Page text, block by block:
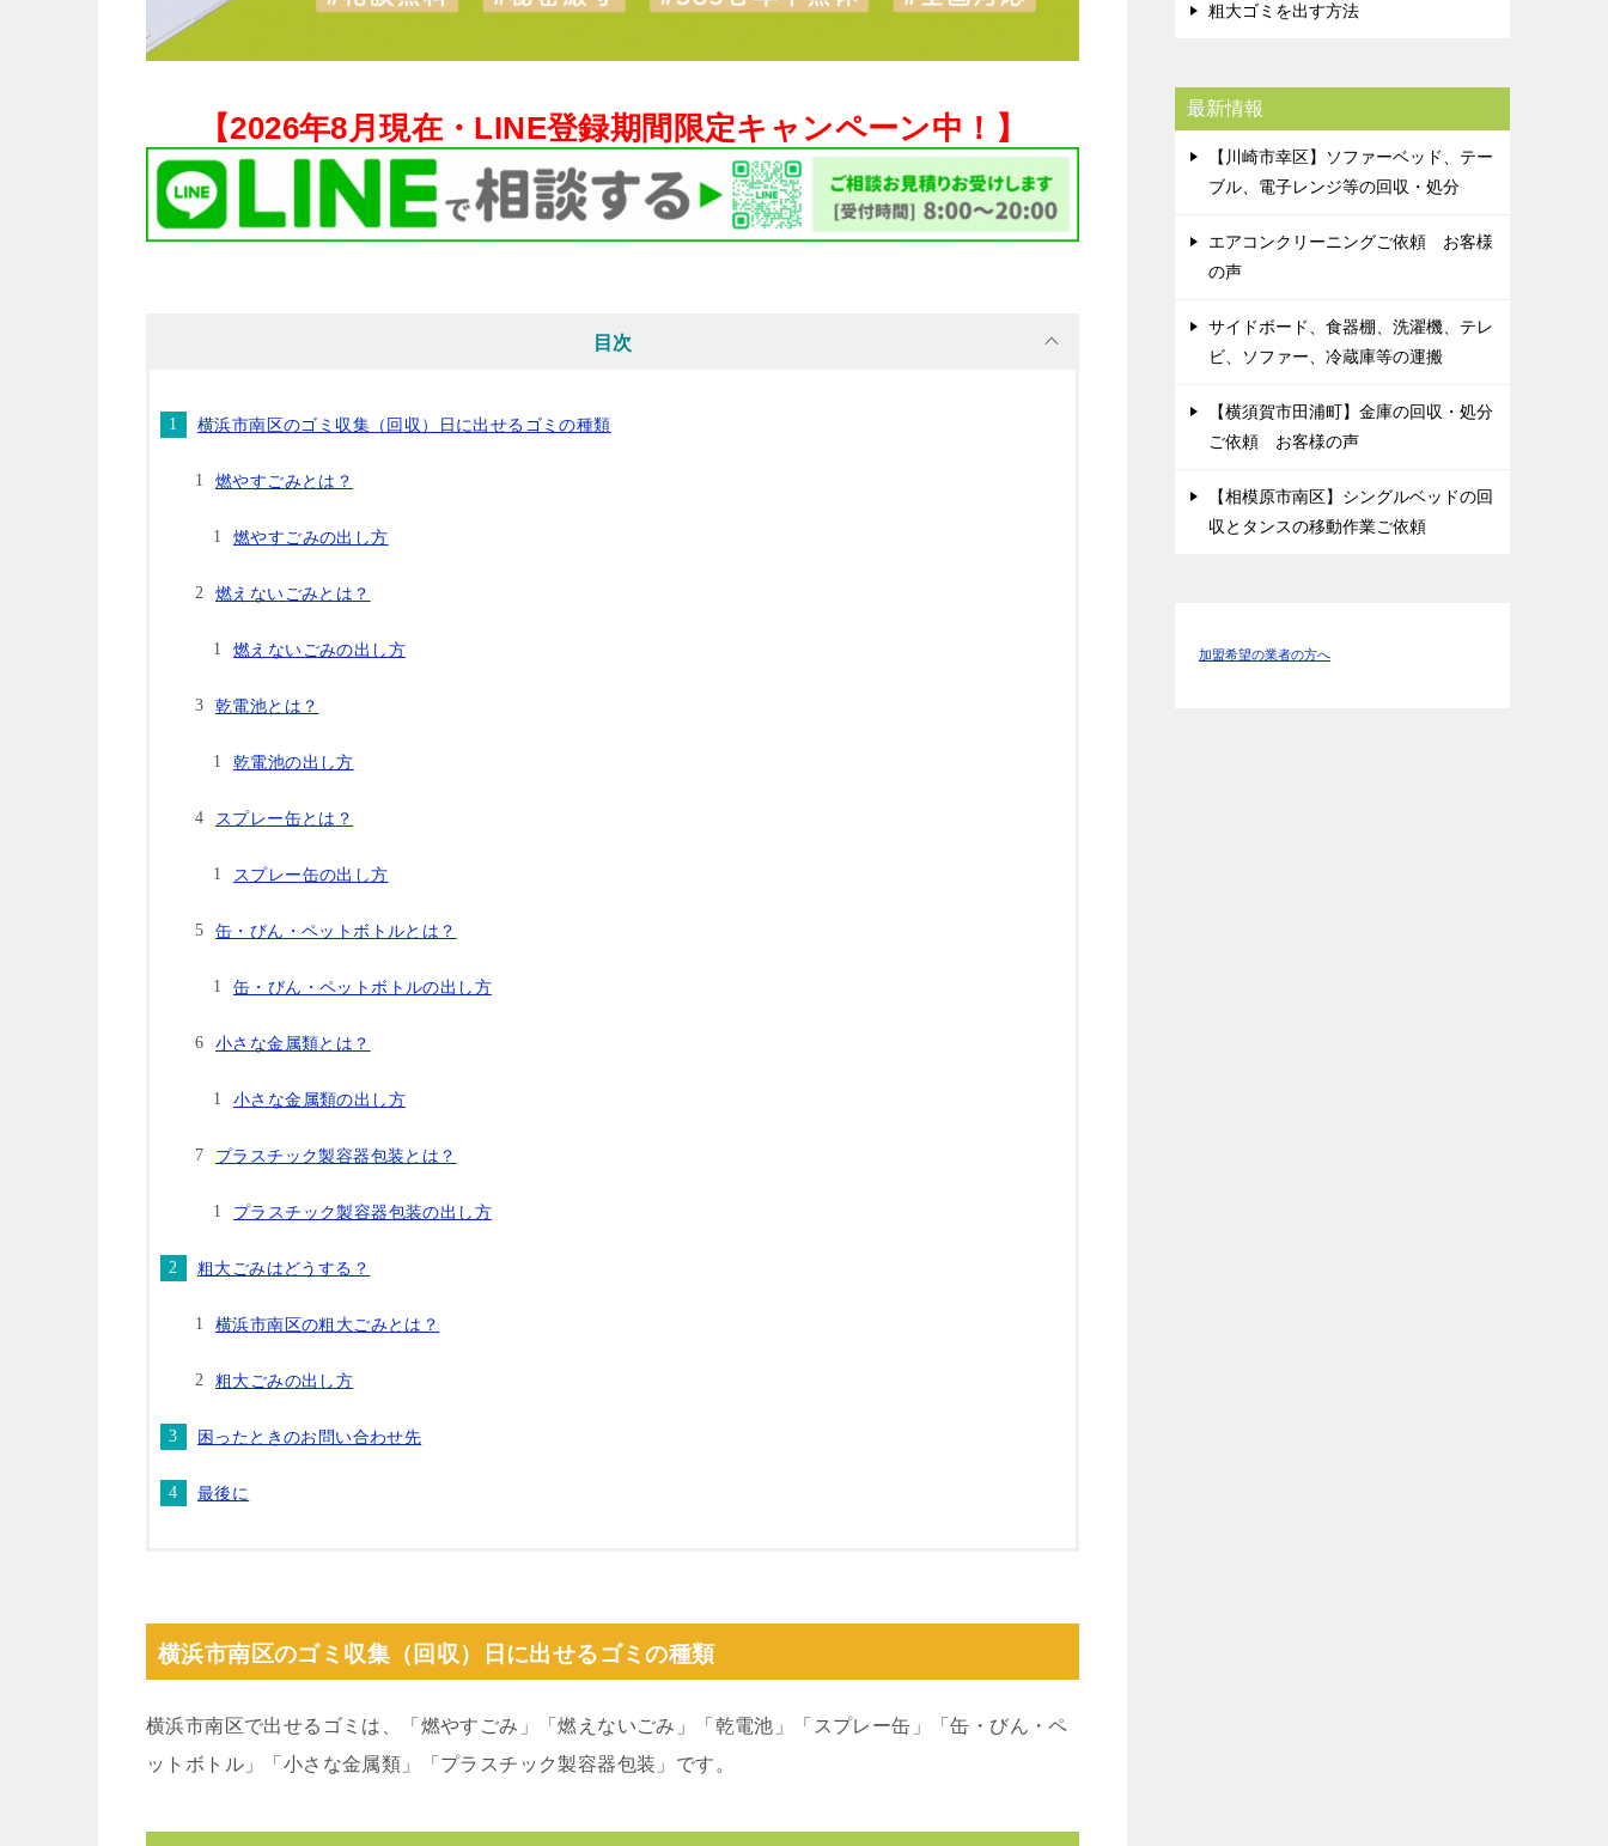
【2026年8月現在・ LINE登録期間限定キャンペーン中！】
目次
横浜市南区のゴミ収集（回収）日に出せるゴミの種類
燃やすごみとは？
燃やすごみの出し方
燃えないごみとは？
燃えないごみの出し方
乾電池とは？
乾電池の出し方
スプレー缶とは？
スプレー缶の出し方
缶・びん・ペットボトルとは？
缶・びん・ペットボトルの出し方
小さな金属類とは？
小さな金属類の出し方
プラスチック製容器包装とは？
プラスチック製容器包装の出し方
粗大ごみはどうする？
横浜市南区の粗大ごみとは？
粗大ごみの出し方
困ったときのお問い合わせ先
最後に
横浜市南区のゴミ収集（回収）日に出せるゴミの種類
横浜市南区で出せるゴミは、「燃やすごみ」「燃えないごみ」「乾電池」「スプレー缶」「缶・びん・ペ
ットボトル」「小さな金属類」「プラスチック製容器包装」です。
粗大ゴミを出す方法
最新情報
【川崎市幸区】ソファーベッド、テー
ブル、電子レンジ等の回収・処分
エアコンクリーニングご依頼 お客様
の声
サイドボード、食器棚、洗濯機、テレ
ビ、ソファー、冷蔵庫等の運搬
【横須賀市田浦町】金庫の回収・処分
ご依頼 お客様の声
【相模原市南区】シングルベッドの回
収とタンスの移動作業ご依頼
加盟希望の業者の方へ